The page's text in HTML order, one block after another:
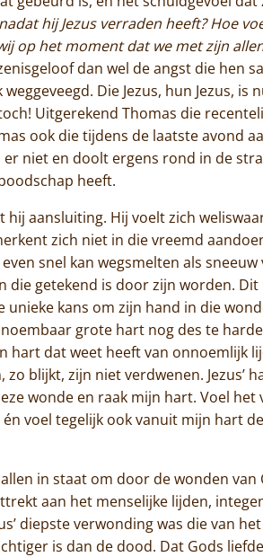
Home
Trappisten
De abdij
Actueel
Monnik worden
Contact
hij Jezus verraden heeft? Hoe
op het moment dat we met zijn
dan wel de angst die hen
Die Jezus, hun Jezus, is
Uitgerekend Thomas die
ook die tijdens de laatste avond
er niet en doolt ergens rond in de
heeft.
aansluiting. Hij voelt zich
zich niet in die vreemd
snel kan wegsmelten als sneeuw
getekend is door zijn worden.
kans om zijn hand in die
grote hart nog des te
hart dat weet heeft van onnoemlijk
blijkt, zijn niet verdwenen. Jezus’
wonde en raak mijn hart. Voel
voel tegelijk ook vanuit mijn hart
in staat om door de wonden
aan het menselijke lijden,
diepste verwonding was die van
is dan de dood. Dat Gods